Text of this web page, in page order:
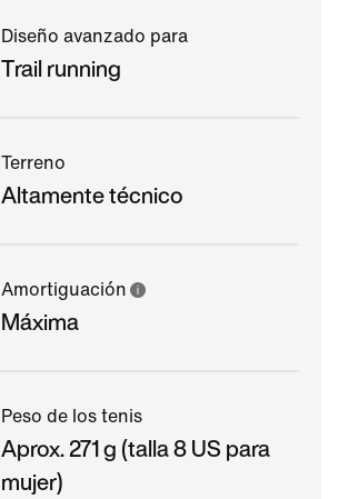
Diseño avanzado para
Trail running
Terreno
Altamente técnico
Amortiguación
Máxima
Peso de los tenis
Aprox. 271 g (talla 8 US para
mujer)